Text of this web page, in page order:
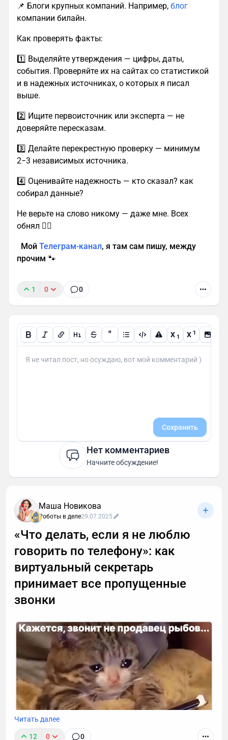
📌 Блоги крупных компаний. Например, блог
компании билайн.
Как проверять факты:
1️⃣ Выделяйте утверждения — цифры, даты,
события. Проверяйте их на сайтах со статистикой
и в надежных источниках, о которых я писал
выше.
2️⃣ Ищите первоисточник или эксперта — не
доверяйте пересказам.
3️⃣ Делайте перекрестную проверку — минимум
2−3 независимых источника.
4️⃣ Оценивайте надежность — кто сказал? как
собирал данные?
Не верьте на слово никому — даже мне. Всех
обнял ❤️‍🔥
Мой Телеграм-канал, я там сам пишу, между
прочим 🐾
1 0 0
" X 1 X 1
Сохранить
Нет комментариев
Начните обсуждение!
Маша Новикова
Роботы в деле29.07.2025
«Что делать, если я не люблю
говорить по телефону»: как
виртуальный секретарь
принимает все пропущенные
звонки
Читать далее
12 0 0